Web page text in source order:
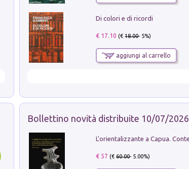
Di colori e di ricordi
€ 17.10 (€18.00- 5%)
aggiungi al carrello
Bollettino novità distribuite 10/07/2026
€ 57 (€60.00- 5.00%)